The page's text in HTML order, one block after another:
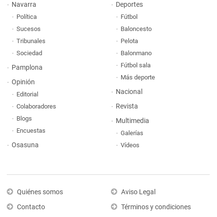
Navarra
Política
Sucesos
Tribunales
Sociedad
Pamplona
Opinión
Editorial
Colaboradores
Blogs
Encuestas
Osasuna
Deportes
Fútbol
Baloncesto
Pelota
Balonmano
Fútbol sala
Más deporte
Nacional
Revista
Multimedia
Galerías
Vídeos
Quiénes somos
Contacto
Aviso Legal
Términos y condiciones